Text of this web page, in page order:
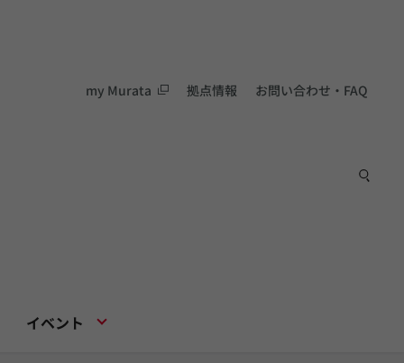
my Murata 拠点情報 お問い合わせ・FAQ
イベント